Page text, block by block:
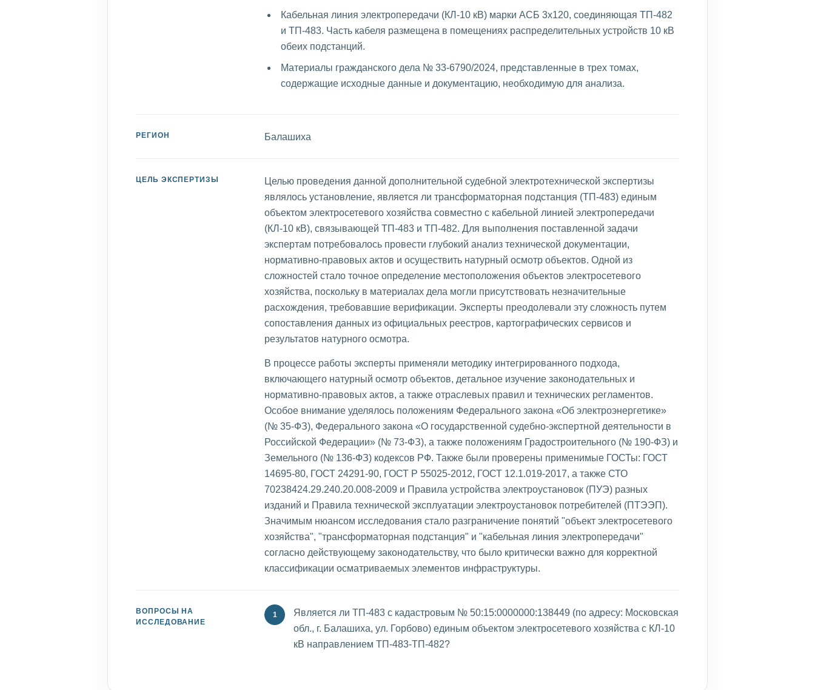
Кабельная линия электропередачи (КЛ-10 кВ) марки АСБ 3х120, соединяющая ТП-482
и ТП-483. Часть кабеля размещена в помещениях распределительных устройств 10 кВ
обеих подстанций.
Материалы гражданского дела № 33-6790/2024, представленные в трех томах,
содержащие исходные данные и документацию, необходимую для анализа.
РЕГИОН Балашиха
ЦЕЛЬ ЭКСПЕРТИЗЫ
Целью проведения данной дополнительной судебной электротехнической экспертизы
являлось установление, является ли трансформаторная подстанция (ТП-483) единым
объектом электросетевого хозяйства совместно с кабельной линией электропередачи
(КЛ-10 кВ), связывающей ТП-483 и ТП-482. Для выполнения поставленной задачи
экспертам потребовалось провести глубокий анализ технической документации,
нормативно-правовых актов и осуществить натурный осмотр объектов. Одной из
сложностей стало точное определение местоположения объектов электросетевого
хозяйства, поскольку в материалах дела могли присутствовать незначительные
расхождения, требовавшие верификации. Эксперты преодолевали эту сложность путем
сопоставления данных из официальных реестров, картографических сервисов и
результатов натурного осмотра.
В процессе работы эксперты применяли методику интегрированного подхода,
включающего натурный осмотр объектов, детальное изучение законодательных и
нормативно-правовых актов, а также отраслевых правил и технических регламентов.
Особое внимание уделялось положениям Федерального закона «Об электроэнергетике»
(№ 35-ФЗ), Федерального закона «О государственной судебно-экспертной деятельности в
Российской Федерации» (№ 73-ФЗ), а также положениям Градостроительного (№ 190-ФЗ) и
Земельного (№ 136-ФЗ) кодексов РФ. Также были проверены применимые ГОСТы: ГОСТ
14695-80, ГОСТ 24291-90, ГОСТ Р 55025-2012, ГОСТ 12.1.019-2017, а также СТО
70238424.29.240.20.008-2009 и Правила устройства электроустановок (ПУЭ) разных
изданий и Правила технической эксплуатации электроустановок потребителей (ПТЭЭП).
Значимым нюансом исследования стало разграничение понятий "объект электросетевого
хозяйства", "трансформаторная подстанция" и "кабельная линия электропередачи"
согласно действующему законодательству, что было критически важно для корректной
классификации осматриваемых элементов инфраструктуры.
ВОПРОСЫ НА
ИССЛЕДОВАНИЕ
Является ли ТП-483 с кадастровым № 50:15:0000000:138449 (по адресу: Московская
обл., г. Балашиха, ул. Горбово) единым объектом электросетевого хозяйства с КЛ-10
кВ направлением ТП-483-ТП-482?